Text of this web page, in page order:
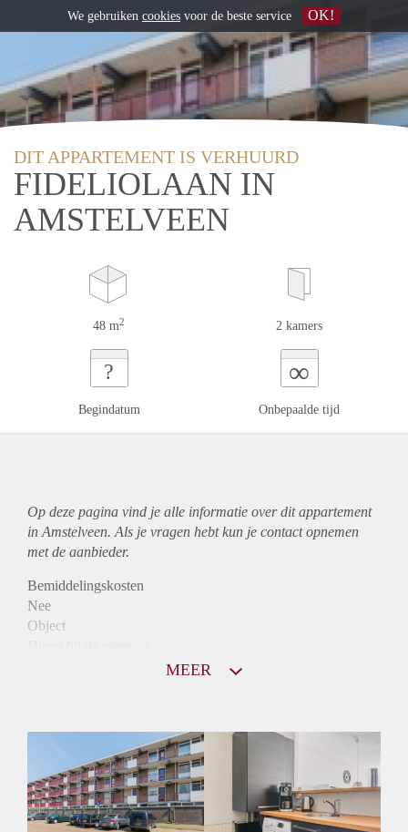
DIT APPARTEMENT IS VERHUURD
FIDELIOLAAN IN
AMSTELVEEN
48 m2 2 kamers
?
Begindatum
∞
Onbepaalde tijd
Op deze pagina vind je alle informatie over ditappartement
in Amstelveen. Als je vragen hebt kun je contact opnemen
met de aanbieder.
Bemiddelingskosten
Nee
Object
Niet mogelijk
Inkomen eis
3,3 X Maandhuur Bruto
Huurtermijn
MEER
We gebruiken cookies voor de beste service OK!